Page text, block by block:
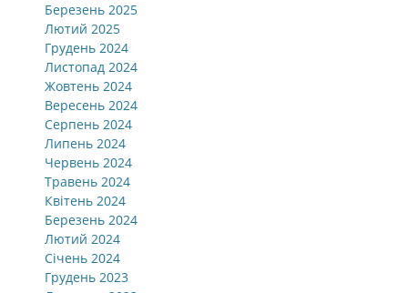
Березень 2025
Лютий 2025
Грудень 2024
Листопад 2024
Жовтень 2024
Вересень 2024
Серпень 2024
Липень 2024
Червень 2024
Травень 2024
Квітень 2024
Березень 2024
Лютий 2024
Січень 2024
Грудень 2023